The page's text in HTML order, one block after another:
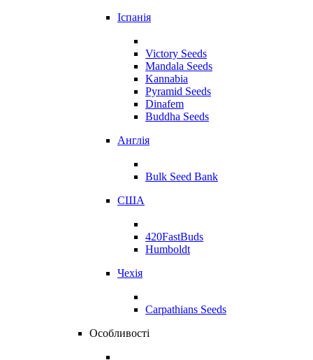
Іспанія
Victory Seeds
Mandala Seeds
Kannabia
Pyramid Seeds
Dinafem
Buddha Seeds
Англія
Bulk Seed Bank
США
420FastBuds
Humboldt
Чехія
Carpathians Seeds
Особливості